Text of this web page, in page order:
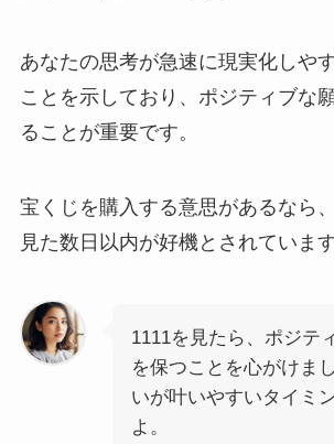
あなたの思考が急速に現実化しや
ことを示しており、ポジティブな
ることが重要です。
宝くじを購入する意思があるなら
見た数日以内が好機とされています
1111を見たら、ポジテ
を保つことを心がけま
いが叶いやすいタイミ
よ。